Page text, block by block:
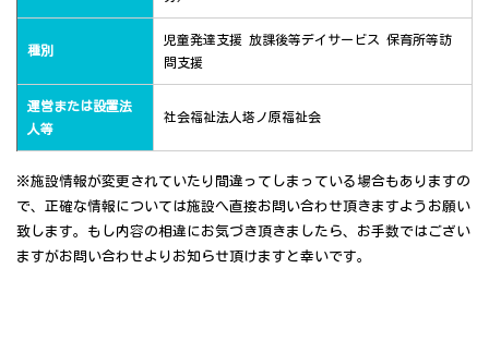
種別
児童発達支援 放課後等デイサービス 保育所等訪
問支援
運営または設置法
人等
社会福祉法人塔ノ原福祉会
※施設情報が変更されていたり間違ってしまっている場合もありますの
で、正確な情報については施設へ直接お問い合わせ頂きますようお願い
致します。もし内容の相違にお気づき頂きましたら、お手数ではござい
ますがお問い合わせよりお知らせ頂けますと幸いです。